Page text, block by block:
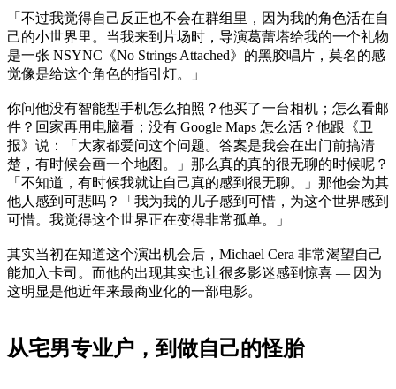
「不过我觉得自己反正也不会在群组里，因为我的角色活在自
己的小世界里。当我来到片场时，导演葛蕾塔给我的一个礼物
是一张 NSYNC《No Strings Attached》的黑胶唱片，莫名的感
觉像是给这个角色的指引灯。」
你问他没有智能型手机怎么拍照？他买了一台相机；怎么看邮
件？回家再用电脑看；没有 Google Maps 怎么活？他跟《卫
报》说：「大家都爱问这个问题。答案是我会在出门前搞清
楚，有时候会画一个地图。」那么真的真的很无聊的时候呢？
「不知道，有时候我就让自己真的感到很无聊。」那他会为其
他人感到可悲吗？「我为我的儿子感到可惜，为这个世界感到
可惜。我觉得这个世界正在变得非常孤单。」
其实当初在知道这个演出机会后，Michael Cera 非常渴望自己
能加入卡司。而他的出现其实也让很多影迷感到惊喜 — 因为
这明显是他近年来最商业化的一部电影。
从宅男专业户，到做自己的怪胎